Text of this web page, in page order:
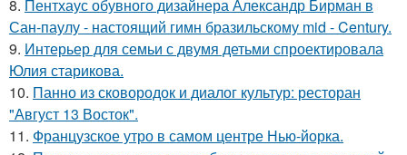
8. Пентхаус обувного дизайнера Александр Бирман в
Сан-паулу - настоящий гимн бразильскому mid - Century.
9. Интерьер для семьи с двумя детьми спроектировала
Юлия старикова.
10. Панно из сковородок и диалог культур: ресторан
"Август 13 Восток".
11. Французское утро в самом центре Нью-йорка.